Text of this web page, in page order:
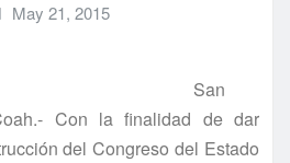
May 21, 2015
San
Con la finalidad de dar
del Congreso del Estado